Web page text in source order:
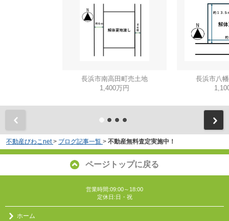
長浜市南高田町売土地
1,400万円
長浜市八
不動産びわこnet > ブログ記事一覧 > 不動産無料査定実施中！
ページトップに戻る
営業時間:09:00～18:00
定休日:日・祝
ホーム